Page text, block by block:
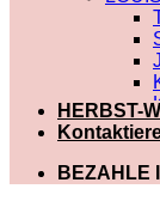
HERBST-
BEZAHLE